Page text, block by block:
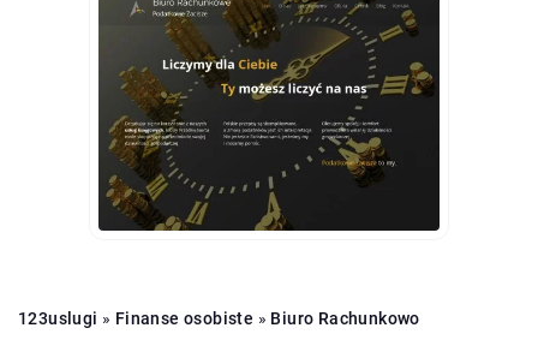
123uslugi » Finanse osobiste » Biuro Rachunkowo